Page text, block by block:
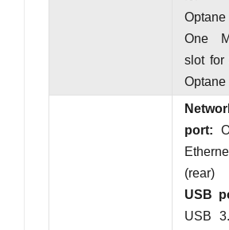
Optane
One
slot for
Optane
port:
(rear)
USB
USB